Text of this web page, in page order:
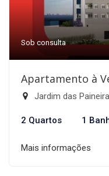
Sob consulta
Apartamento à
Jardim das
2 Quartos 1
Mais informações